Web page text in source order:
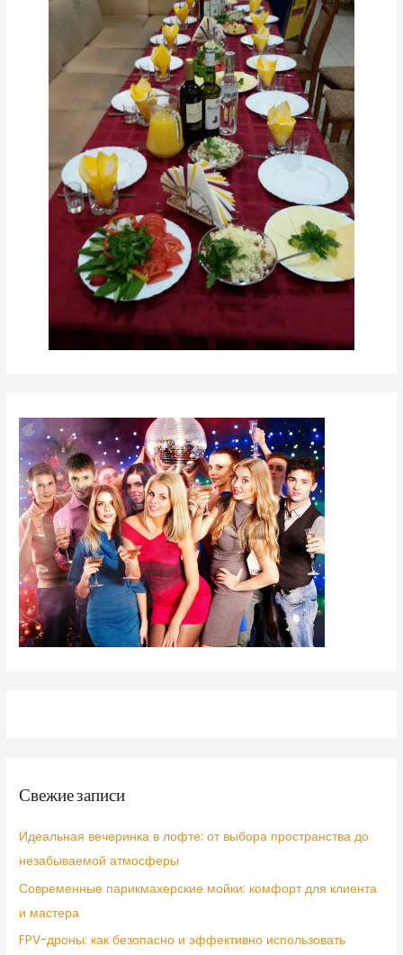
Свежие записи
Идеальная вечеринка в лофте: от выбора пространства до
незабываемой атмосферы
Современные парикмахерские мойки: комфорт для клиента
и мастера
FPV-дроны: как безопасно и эффективно использовать